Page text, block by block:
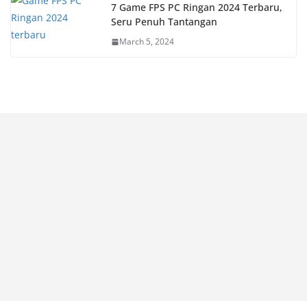
7 Game FPS PC Ringan 2024 Terbaru,
Seru Penuh Tantangan
March 5, 2024